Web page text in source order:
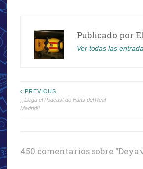
Publicado por
Ver todas las
Navegación
de
‹ PREVIOUS
¡¡Llega el Podcast de Fans del Real
Madrid!!
450 comentarios sobre “